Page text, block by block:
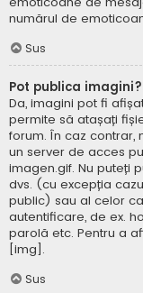
numărul de
Sus
Pot publica imagini?
Da, imagini pot fi
permite să atașați
forum. În caz
un server de acces
imagen.gif. Nu puteți
dvs. (cu excepția
public) sau al celor
autentificare, de ex.
parolă etc. Pentru a
[img].
Sus